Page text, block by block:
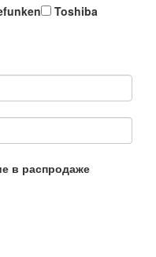
Toshiba
в распродаже